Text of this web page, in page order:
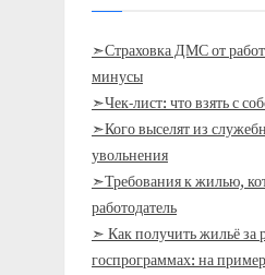
➣Страховка ДМС от
минусы
➣Чек-лист: что взять с
➣Кого выселят из
увольнения
➣Требования к жилью,
работодатель
➣ Как получить жильё за
госпрограммах: на